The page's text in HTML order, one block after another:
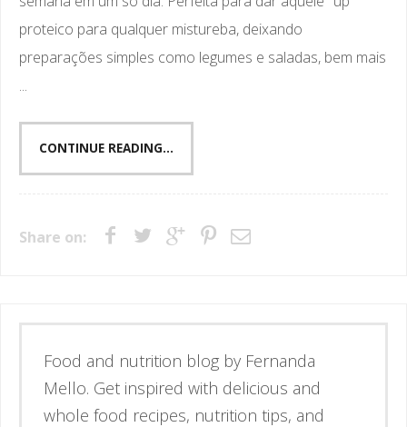
proteico para qualquer mistureba, deixando
preparações simples como legumes e saladas, bem mais
...
CONTINUE READING...
Share on:
Food and nutrition blog by Fernanda
Mello. Get inspired with delicious and
whole food recipes, nutrition tips, and